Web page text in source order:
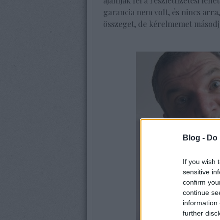
Blog -
If you wish
sensitive
confirm
continue
information
further
garancia nem volt, és nincs
összeget, de kérelmemet